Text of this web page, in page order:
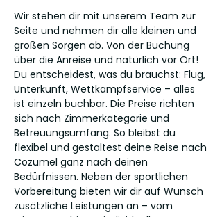
Wir stehen dir mit unserem Team zur
Seite und nehmen dir alle kleinen und
großen Sorgen ab. Von der Buchung
über die Anreise und natürlich vor Ort!
Du entscheidest, was du brauchst: Flug,
Unterkunft, Wettkampfservice – alles
ist einzeln buchbar. Die Preise richten
sich nach Zimmerkategorie und
Betreuungsumfang. So bleibst du
flexibel und gestaltest deine Reise nach
Cozumel ganz nach deinen
Bedürfnissen. Neben der sportlichen
Vorbereitung bieten wir dir auf Wunsch
zusätzliche Leistungen an – vom